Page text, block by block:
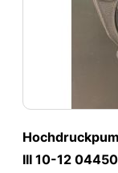
III 10-12